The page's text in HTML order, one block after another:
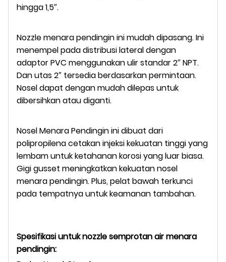
hingga 1,5″.
Nozzle menara pendingin ini mudah dipasang. Ini
menempel pada distribusi lateral dengan
adaptor PVC menggunakan ulir standar 2″ NPT.
Dan utas 2″ tersedia berdasarkan permintaan.
Nosel dapat dengan mudah dilepas untuk
dibersihkan atau diganti.
Nosel Menara Pendingin ini dibuat dari
polipropilena cetakan injeksi kekuatan tinggi yang
lembam untuk ketahanan korosi yang luar biasa.
Gigi gusset meningkatkan kekuatan nosel
menara pendingin. Plus, pelat bawah terkunci
pada tempatnya untuk keamanan tambahan.
Spesifikasi untuk nozzle semprotan air menara
pendingin: